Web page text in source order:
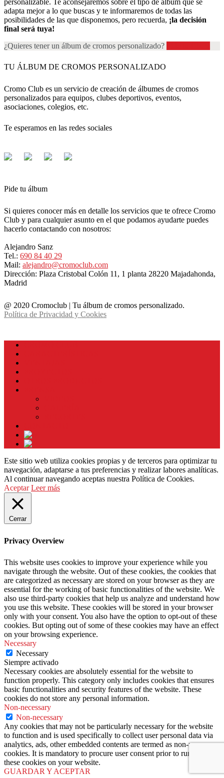
adapta mejor a lo que buscas y te informaremos de todas las
posibilidades de las que disponemos, pero recuerda, ¡la decisión
final será tuya!
¿Quieres tener un álbum de cromos personalizado?
TU ÁLBUM DE CROMOS PERSONALIZADO
Cromo Club es un servicio de creación de álbumes de cromos
personalizados para equipos, clubes deportivos, eventos,
asociaciones, colegios, etc.
Te esperamos en las redes sociales
Pide tu álbum
Si quieres conocer más en detalle los servicios que te ofrece Cromo
Club y para cualquier asunto en el que podamos ayudarte puedes
hacerlo contactando con nosotros:
Alejandro Sanz
Tel.: 690 84 40 29
Mail: alejandro@cromoclub.com
Dirección: Plaza Cristobal Colón 11, 1 planta 28220 Majadahonda,
Madrid
@ 2020 Cromoclub | Tu álbum de cromos personalizado.
Política de Privacidad y Cookies
Este sitio web utiliza cookies propias y de terceros para optimizar tu
navegación, adaptarse a tus preferencias y realizar labores analíticas.
Al continuar navegando aceptas nuestra Política de Cookies.
Aceptar Leer más
Cerrar
Privacy Overview
This website uses cookies to improve your experience while you
navigate through the website. Out of these cookies, the cookies that
are categorized as necessary are stored on your browser as they are
essential for the working of basic functionalities of the website. We
also use third-party cookies that help us analyze and understand how
you use this website. These cookies will be stored in your browser
only with your consent. You also have the option to opt-out of these
cookies. But opting out of some of these cookies may have an effect
on your browsing experience.
Necessary
Necessary
Siempre activado
Necessary cookies are absolutely essential for the website to
function properly. This category only includes cookies that ensures
basic functionalities and security features of the website. These
cookies do not store any personal information.
Non-necessary
Non-necessary
Any cookies that may not be particularly necessary for the website
to function and is used specifically to collect user personal data via
analytics, ads, other embedded contents are termed as non-necessary
cookies. It is mandatory to procure user consent prior to running
these cookies on your website.
GUARDAR Y ACEPTAR